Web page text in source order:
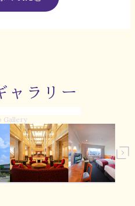
ャラリー
Gallery